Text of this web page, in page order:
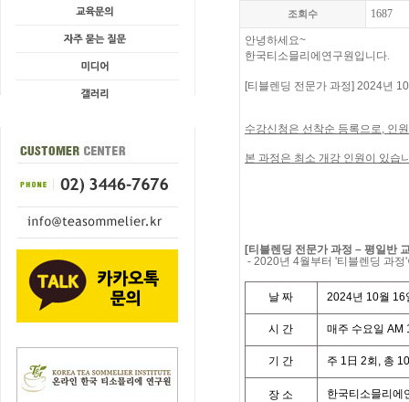
조회수 1687
안녕하세요~
한국티소믈리에연구원입니다.
[티블렌딩 전문가 과정] 2024년
수강신청은 선착순 등록으로, 인원
본 과정은 최소 개강 인원이 있습
[티블렌딩 전문가 과정 – 평일반
- 2020년 4월부터 '티블렌딩 과정'
날 짜 2024년 10월 16
시 간 매주 수요일 AM
기 간 주 1 日 2회 , 총 10
장 소
한국티소믈리에